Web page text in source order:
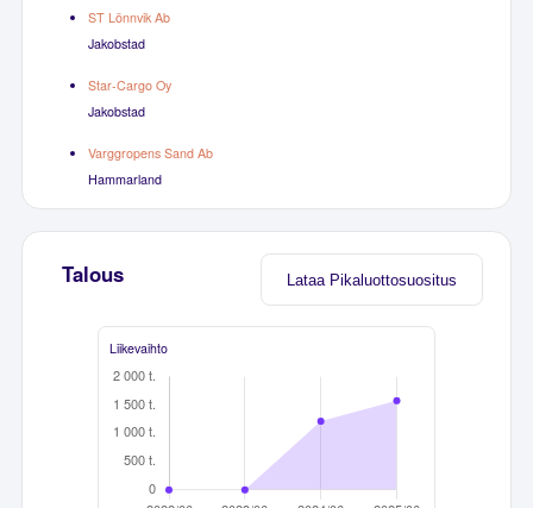
ST Lönnvik Ab
Jakobstad
Star-Cargo Oy
Jakobstad
Varggropens Sand Ab
Hammarland
Lataa Pikaluottosuositus
Talous
Liikevaihto